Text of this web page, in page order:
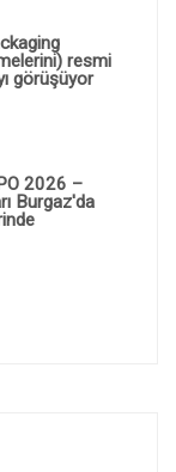
resmi
görüşüyor
2026 –
Burgaz'da